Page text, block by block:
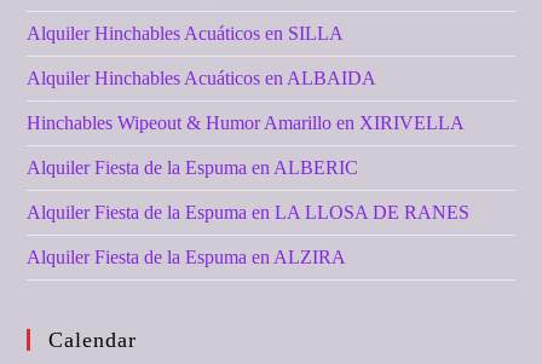
Alquiler Hinchables Acuáticos en SILLA
Alquiler Hinchables Acuáticos en ALBAIDA
Hinchables Wipeout & Humor Amarillo en XIRIVELLA
Alquiler Fiesta de la Espuma en ALBERIC
Alquiler Fiesta de la Espuma en LA LLOSA DE RANES
Alquiler Fiesta de la Espuma en ALZIRA
Calendar